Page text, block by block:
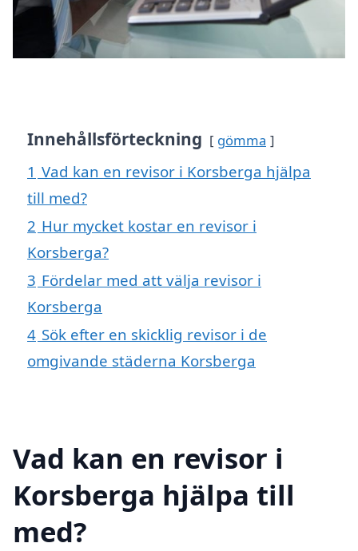
Innehållsförteckning gömma
1 Vad kan en revisor i Korsberga hjälpa
till med?
2 Hur mycket kostar en revisor i
Korsberga?
3 Fördelar med att välja revisor i
Korsberga
4 Sök efter en skicklig revisor i de
omgivande städerna Korsberga
Vad kan en revisor i
Korsberga hjälpa till
med?